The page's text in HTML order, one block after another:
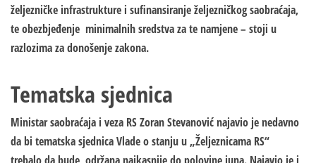
željezničke infrastrukture i sufinansiranje željezničkog saobraćaja,
te obezbjeđenje minimalnih sredstva za te namjene – stoji u
razlozima za donošenje zakona.
Tematska sjednica
Ministar saobraćaja i veza RS Zoran Stevanović najavio je nedavno
da bi tematska sjednica Vlade o stanju u „Željeznicama RS“